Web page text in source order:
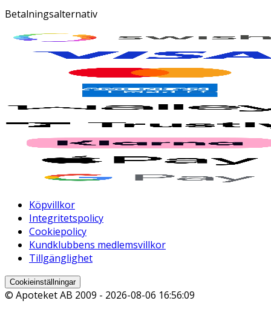
Betalningsalternativ
Köpvillkor
Integritetspolicy
Cookiepolicy
Kundklubbens medlemsvillkor
Tillgänglighet
Cookieinställningar
© Apoteket AB 2009 - 2026-08-06 16:56:09